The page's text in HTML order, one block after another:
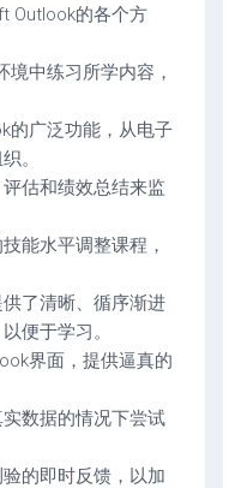
Outlook的各个方
境中练习所学内容，
的广泛功能，从电子
。
估和绩效总结来监
能水平调整课程，
了清晰、循序渐进
便于学习。
界面，提供逼真的
数据的情况下尝试
的即时反馈，以加